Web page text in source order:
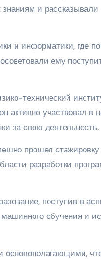
и
и информатики, где
ему
технический
активно участвовал в
за свою деятельность.
прошел стажировку
разработки
поступив в
обучения и